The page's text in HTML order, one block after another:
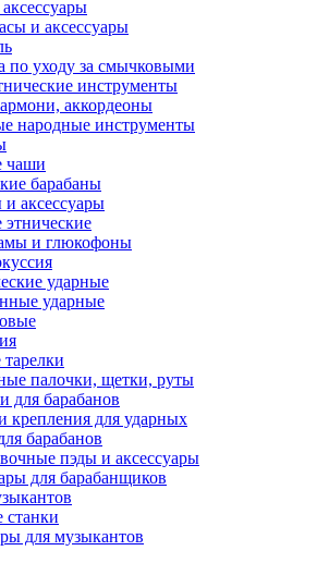
и аксессуары
по уходу за смычковыми
инструменты
аккордеоны
народные инструменты
барабаны
аксессуары
и глюкофоны
ударные
ударные
палочки, щетки, руты
для барабанов
крепления для ударных
барабанов
пэды и аксессуары
для барабанщиков
станки
для музыкантов